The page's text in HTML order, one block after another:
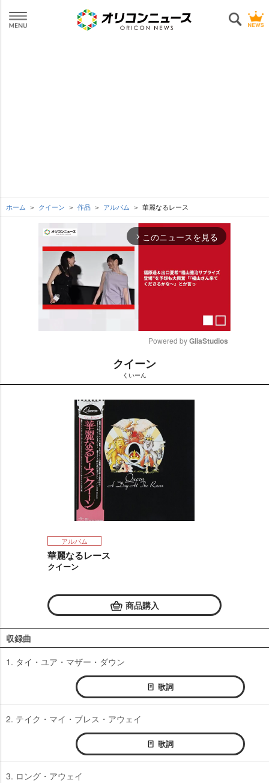
ホーム クイーン 作品 アルバム 華麗なるレース
arrow_forward_ios このニュースを見る
t
e
Powered by GliaStudios
クイーン
くいーん
アルバム
華麗なるレース
クイーン
商品購入
収録曲
1. タイ・ユア・マザー・ダウン
歌詞
2. テイク・マイ・ブレス・アウェイ
歌詞
3. ロング・アウェイ